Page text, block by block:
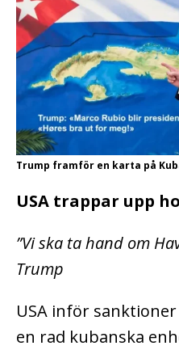
Trump framför en karta på
USA trappar upp
”Vi ska ta hand om
Trump
USA inför
en rad kubanska